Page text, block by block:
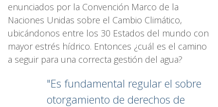
enunciados por la Convención Marco de la
Naciones Unidas sobre el Cambio Climático,
ubicándonos entre los 30 Estados del mundo con
mayor estrés hídrico. Entonces ¿cuál es el camino
a seguir para una correcta gestión del agua?
"Es fundamental regular el sobre
otorgamiento de derechos de